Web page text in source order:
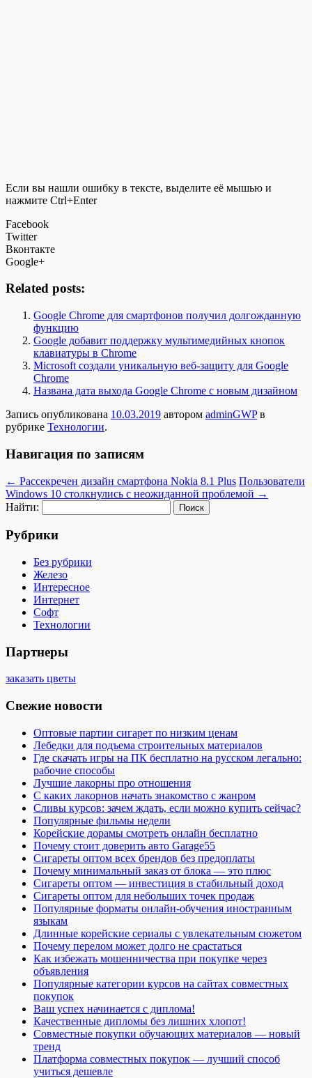
Если вы нашли ошибку в тексте, выделите её мышью и
нажмите Ctrl+Enter
Facebook
Twitter
Вконтакте
Google+
Related posts:
Google Chrome для смартфонов получил долгожданную
функцию
Google добавит поддержку мультимедийных кнопок
клавиатуры в Chrome
Microsoft создали уникальную веб-защиту для Google
Chrome
Названа дата выхода Google Chrome с новым дизайном
Запись опубликована 10.03.2019 автором adminGWPв
рубрике Технологии.
Навигация по записям
← Рассекречен дизайн смартфона Nokia 8.1 Plus Пользователи
Windows 10 столкнулись с неожиданной проблемой →
Найти:
Рубрики
Без рубрики
Железо
Интересное
Интернет
Софт
Технологии
Партнеры
заказать цветы
Свежие новости
Оптовые партии сигарет по низким ценам
Лебедки для подъема строительных материалов
Где скачать игры на ПК бесплатно на русском легально:
рабочие способы
Лучшие лакорны про отношения
С каких лакорнов начать знакомство с жанром
Сливы курсов: зачем ждать, если можно купить сейчас?
Популярные фильмы недели
Корейские дорамы смотреть онлайн бесплатно
Почему стоит доверить авто Garage55
Сигареты оптом всех брендов без предоплаты
Почему минимальный заказ от блока — это плюс
Сигареты оптом — инвестиция в стабильный доход
Сигареты оптом для небольших точек продаж
Популярные форматы онлайн-обучения иностранным
языкам
Длинные корейские сериалы с увлекательным сюжетом
Почему перелом может долго не срастаться
Как избежать мошенничества при покупке через
объявления
Популярные категории курсов на сайтах совместных
покупок
Ваш успех начинается с диплома!
Качественные дипломы без лишних хлопот!
Совместные покупки обучающих материалов — новый
тренд
Платформа совместных покупок — лучший способ
учиться дешевле